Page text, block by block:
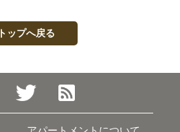
トップへ戻る